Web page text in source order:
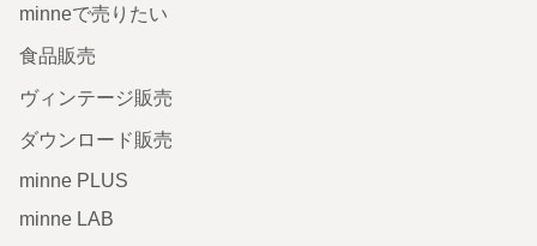
minneで売りたい
食品販売
ヴィンテージ販売
ダウンロード販売
minne PLUS
minne LAB